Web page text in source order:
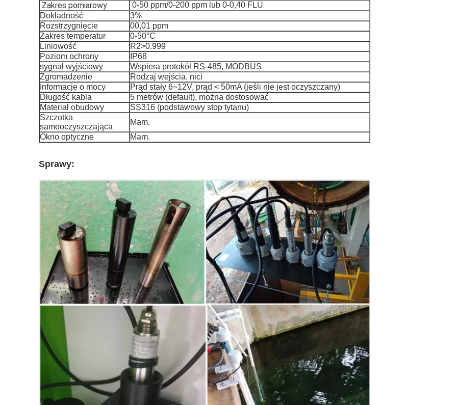
Zakres pomiarowy
0-50 ppm/0-200 ppm lub 0-0,40 FLU
Dokładność
3%
Rozstrzygnięcie
00,01 ppm
Zakres temperatur
0-50°C
Liniowość
R2>0.999
Poziom ochrony
IP68
sygnał wyjściowy
Wspiera protokół RS-485, MODBUS
Zgromadzenie
Rodzaj wejścia, nici
Informacje o mocy
Prąd stały 6~12V, prąd < 50mA (jeśli nie jest oczyszczany)
Długość kabla
5 metrów (default), można dostosować
Materiał obudowy
SS316 (podstawowy stop tytanu)
Szczotka
samooczyszczająca
Mam.
Okno optyczne
Mam.
Sprawy: